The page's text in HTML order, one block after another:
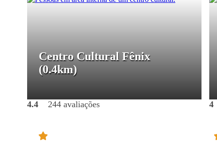
Centro Cultural Fênix
(0.4km)
4.4 244 avaliações 4